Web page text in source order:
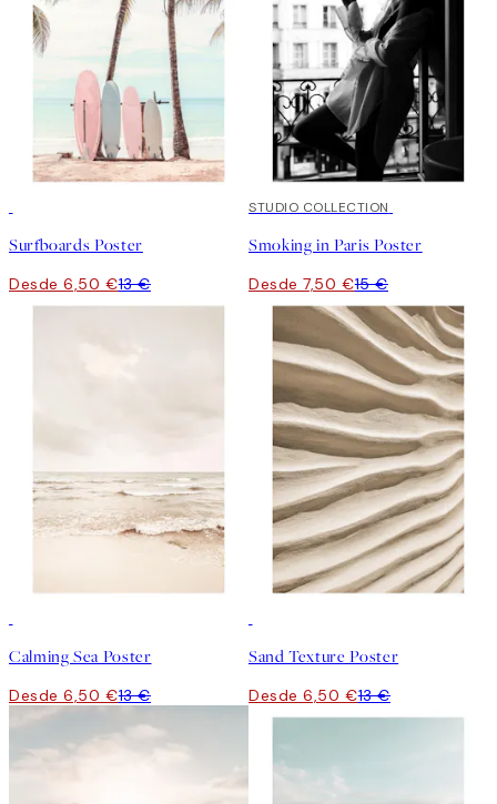
Surfboards Poster
Desde 6,50 €13 €
50%*
STUDIO COLLECTION
Smoking in Paris Poster
Desde 7,50 €15 €
Calming Sea Poster
Desde 6,50 €13 €
Sand Texture Poster
Desde 6,50 €13 €